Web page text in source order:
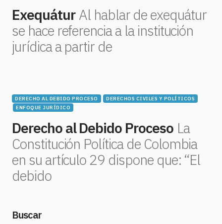
Exequátur Al hablar de exequátur
se hace referencia a la institución
jurídica a partir de
DERECHO AL DEBIDO PROCESO
DERECHOS CIVILES Y POLÍTICOS
ENFOQUE JURÍDICO
Derecho al Debido Proceso La
Constitución Política de Colombia
en su artículo 29 dispone que: “El
debido
Buscar